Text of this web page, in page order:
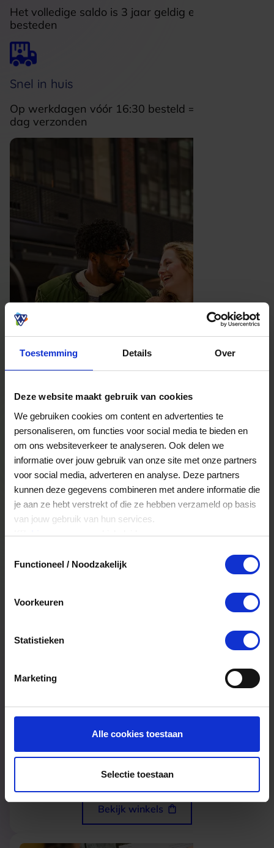
Toestemming Details Over
Deze website maakt gebruik van cookies
We gebruiken cookies om content en advertenties te
personaliseren, om functies voor social media te bieden en
om ons websiteverkeer te analyseren. Ook delen we
informatie over jouw gebruik van onze site met onze partners
voor social media, adverteren en analyse. Deze partners
kunnen deze gegevens combineren met andere informatie die
je aan ze hebt verstrekt of die ze hebben verzameld op basis
van jouw gebruik van hun services.
Klikhiervoor ons cookiebeleid.
Functioneel / Noodzakelijk
Voorkeuren
Statistieken
Marketing
Alle cookies toestaan
Selectie toestaan
Het volledige saldo is 3 jaar geldig en in delen te
besteden
Snel in huis
Op werkdagen vóór 16:30 besteld = dezelfde
dag verzonden
Waar kan je de VVV Cadeaukaart
Fysieke winkels
Bekijk winkels